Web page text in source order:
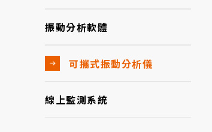
振動分析軟體
可攜式振動分析儀
線上監測系統